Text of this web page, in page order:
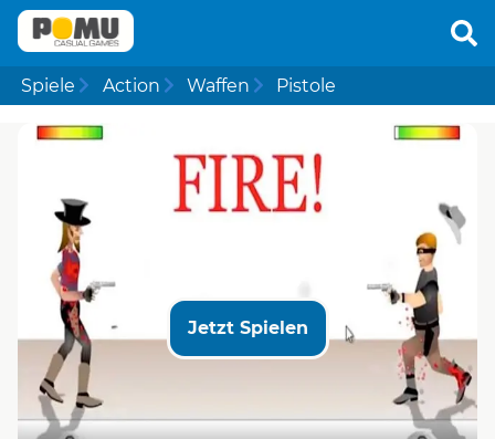
Spiele Action Waffen Pistole
Jetzt Spielen